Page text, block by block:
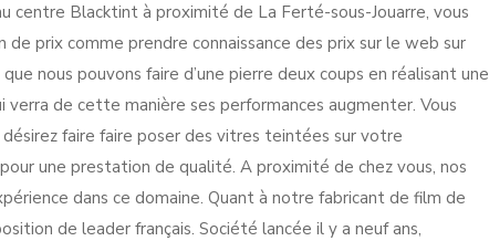
centre Blacktint à proximité de La Ferté-sous-Jouarre, vous
prix comme prendre connaissance des prix sur le web sur
nous pouvons faire d’une pierre deux coups en réalisant une
de cette manière ses performances augmenter. Vous
faire faire poser des vitres teintées sur votre
une prestation de qualité. A proximité de chez vous, nos
dans ce domaine. Quant à notre fabricant de film de
de leader français. Société lancée il y a neuf ans,